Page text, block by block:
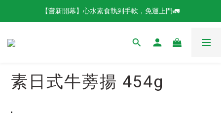
【嘗新開幕】心水素食執到手軟，免運上門🚛
素日式牛蒡揚 454g